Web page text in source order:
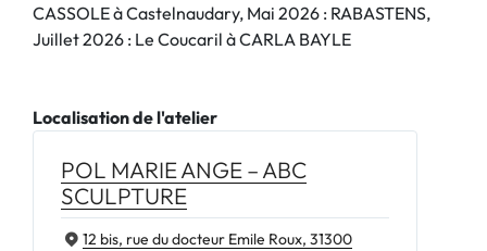
CASSOLE à Castelnaudary, Mai 2026 : RABASTENS,
Juillet 2026 : Le Coucaril à CARLA BAYLE
Localisation de l'atelier
POL MARIE ANGE – ABC
SCULPTURE
12 bis, rue du docteur Emile Roux, 31300